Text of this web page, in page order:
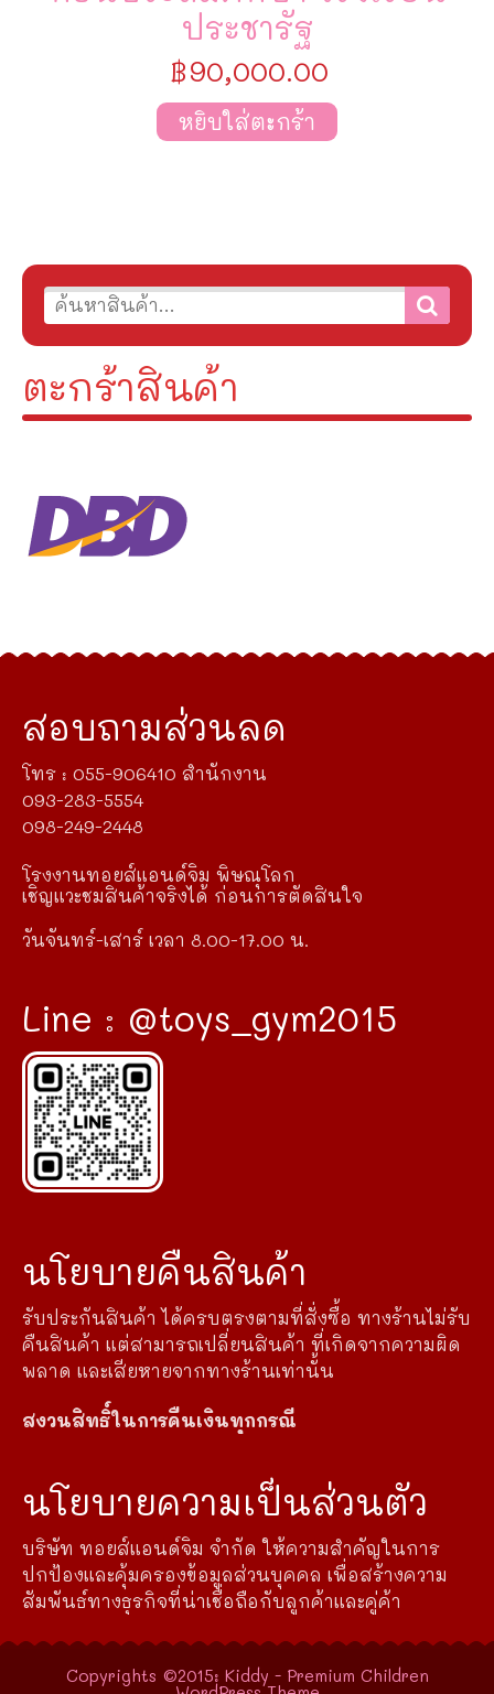
ตะกร้าสินค้า
ประชารัฐ
฿90,000.00
หยิบใส่ตะกร้า
สอบถามส่วนลด
โทร : 055-906410 สำนักงาน
093-283-5554
098-249-2448
โรงงานทอยส์แอนด์จิม พิษณุโลก
เชิญแวะชมสินค้าจริงได้ ก่อนการตัดสินใจ
วันจันทร์-เสาร์ เวลา 8.00-17.00 น.
Line : @toys_gym2015
นโยบายคืนสินค้า
รับประกันสินค้า ได้ครบตรงตามที่สั่งซื้อ ทางร้านไม่รับ
คืนสินค้า แต่สามารถเปลี่ยนสินค้า ที่เกิดจากความผิด
พลาด และเสียหายจากทางร้านเท่านั้น
สงวนสิทธิ์ในการคืนเงินทุกกรณี
นโยบายความเป็นส่วนตัว
บริษัท ทอยส์แอนด์จิม จำกัด ให้ความสำคัญในการ
ปกป้องและคุ้มครองข้อมูลส่วนบุคคล เพื่อสร้างความ
สัมพันธ์ทางธุรกิจที่น่าเชื่อถือกับลูกค้าและคู่ค้า
Copyrights ©2015: Kiddy - Premium Children